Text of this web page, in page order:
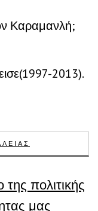
Καραμανλή;
2013).
πολιτικής
μας